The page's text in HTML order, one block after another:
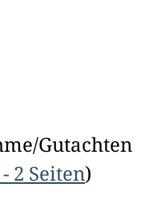
Gutachten
2 Seiten)